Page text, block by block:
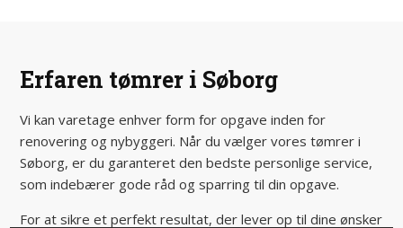
Erfaren tømrer i Søborg
Vi kan varetage enhver form for opgave inden for
renovering og nybyggeri. Når du vælger vores tømrer i
Søborg, er du garanteret den bedste personlige service,
som indebærer gode råd og sparring til din opgave.
For at sikre et perfekt resultat, der lever op til dine ønsker